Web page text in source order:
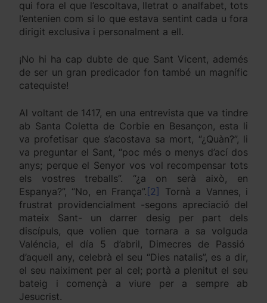
qui fora el que l’escoltava, lletrat o analfabet, tots
l’entenien com si lo que estava sentint cada u fora
dirigit exclusiva i personalment a ell.
¡No hi ha cap dubte de que Sant Vicent, ademés
de ser un gran predicador fon també un magnífic
catequiste!
Al voltant de 1417, en una entrevista que va tindre
ab Santa Coletta de Corbie en Besançon, esta li
va profetisar que s’acostava sa mort, “¿Quàn?”, li
va preguntar el Sant, “poc més o menys d’ací dos
anys; perque el Senyor vos vol recompensar tots
els vostres treballs”. “¿a on serà això, en
Espanya?”, “No, en França”. [2]
Tornà a Vannes, i
frustrat providencialment -segons apreciació del
mateix Sant- un darrer desig per part dels
discípuls, que volien que tornara a sa volguda
Valéncia, el día 5 d’abril, Dimecres de Passió
d’aquell any, celebrà el seu “Dies natalis”, es a dir,
el seu naiximent per al cel; portà a plenitut el seu
bateig i començà a viure per a sempre ab
Jesucrist.